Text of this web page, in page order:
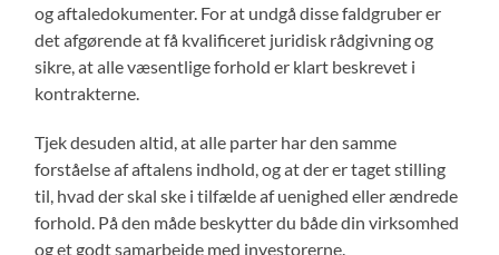
og aftaledokumenter. For at undgå disse faldgruber er
det afgørende at få kvalificeret juridisk rådgivning og
sikre, at alle væsentlige forhold er klart beskrevet i
kontrakterne.
Tjek desuden altid, at alle parter har den samme
forståelse af aftalens indhold, og at der er taget stilling
til, hvad der skal ske i tilfælde af uenighed eller ændrede
forhold. På den måde beskytter du både din virksomhed
og et godt samarbejde med investorerne.